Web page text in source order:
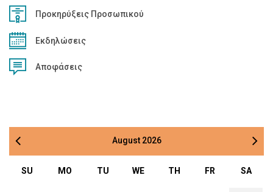
Προκηρύξεις Προσωπικού
Εκδηλώσεις
Αποφάσεις
August 2026
SU MO TU WE TH FR SA